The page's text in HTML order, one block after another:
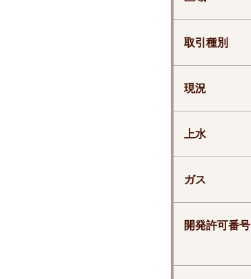
取引種別
現況
上水
ガス
開発許可番号